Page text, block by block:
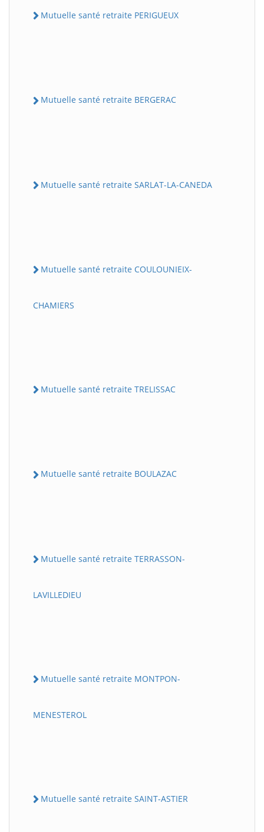
Mutuelle santé retraite PERIGUEUX
Mutuelle santé retraite BERGERAC
Mutuelle santé retraite SARLAT-LA-CANEDA
Mutuelle santé retraite COULOUNIEIX-
CHAMIERS
Mutuelle santé retraite TRELISSAC
Mutuelle santé retraite BOULAZAC
Mutuelle santé retraite TERRASSON-
LAVILLEDIEU
Mutuelle santé retraite MONTPON-
MENESTEROL
Mutuelle santé retraite SAINT-ASTIER